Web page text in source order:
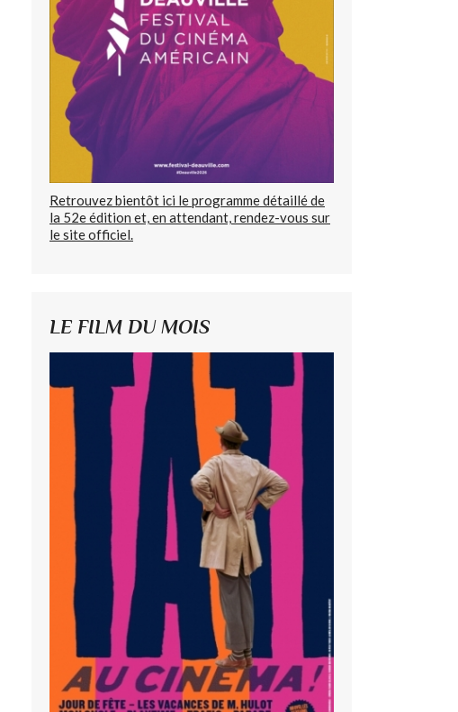
Retrouvez bientôt ici le programme détaillé de
la 52e édition et, en attendant, rendez-vous sur
le site officiel.
LE FILM DU MOIS